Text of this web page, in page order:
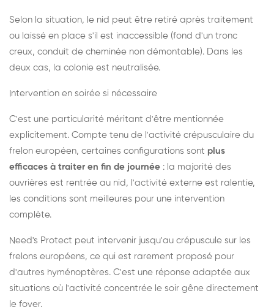
Selon la situation, le nid peut être retiré après traitement
ou laissé en place s'il est inaccessible (fond d'un tronc
creux, conduit de cheminée non démontable). Dans les
deux cas, la colonie est neutralisée.
Intervention en soirée si nécessaire
C'est une particularité méritant d'être mentionnée
explicitement. Compte tenu de l'activité crépusculaire du
frelon européen, certaines configurations sont plus
efficaces à traiter en fin de journée : la majorité des
ouvrières est rentrée au nid, l'activité externe est ralentie,
les conditions sont meilleures pour une intervention
complète.
Need's Protect peut intervenir jusqu'au crépuscule sur les
frelons européens, ce qui est rarement proposé pour
d'autres hyménoptères. C'est une réponse adaptée aux
situations où l'activité concentrée le soir gêne directement
le foyer.